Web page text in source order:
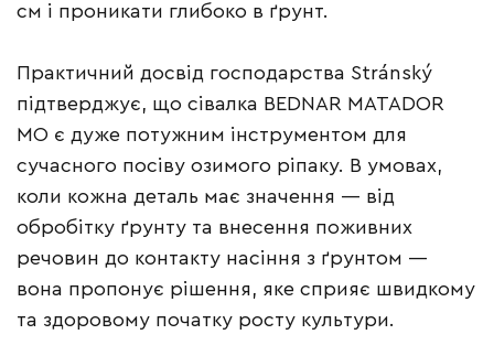
см і проникати глибоко в ґрунт.
Практичний досвід господарства Stránský
підтверджує, що сівалка BEDNAR MATADOR
MO є дуже потужним інструментом для
сучасного посіву озимого ріпаку. В умовах,
коли кожна деталь має значення — від
обробітку ґрунту та внесення поживних
речовин до контакту насіння з ґрунтом —
вона пропонує рішення, яке сприяє швидкому
та здоровому початку росту культури.